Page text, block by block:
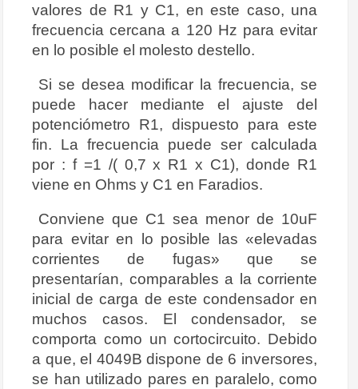
valores de R1 y C1, en este caso, una
frecuencia cercana a 120 Hz para evitar
en lo posible el molesto destello.
Si se desea modificar la frecuencia, se
puede hacer mediante el ajuste del
potenciómetro R1, dispuesto para este
fin. La frecuencia puede ser calculada
por : f =1 /( 0,7 x R1 x C1), donde R1
viene en Ohms y C1 en Faradios.
Conviene que C1 sea menor de 10uF
para evitar en lo posible las «elevadas
corrientes de fugas» que se
presentarían, comparables a la corriente
inicial de carga de este condensador en
muchos casos. El condensador, se
comporta como un cortocircuito. Debido
a que, el 4049B dispone de 6 inversores,
se han utilizado pares en paralelo, como